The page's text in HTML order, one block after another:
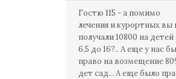
Гостю 115 - а помимо
лечения и курортных вы
получали 10800 на детей
6,5 до 16?.. А еще у нас
право на возмещение
дет сад... А еще было